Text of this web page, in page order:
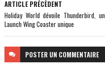
ARTICLE PRÉCÈDENT
Holiday World dévoile Thunderbird, un
Launch Wing Coaster unique
POSTER UN COMMENTAIRE